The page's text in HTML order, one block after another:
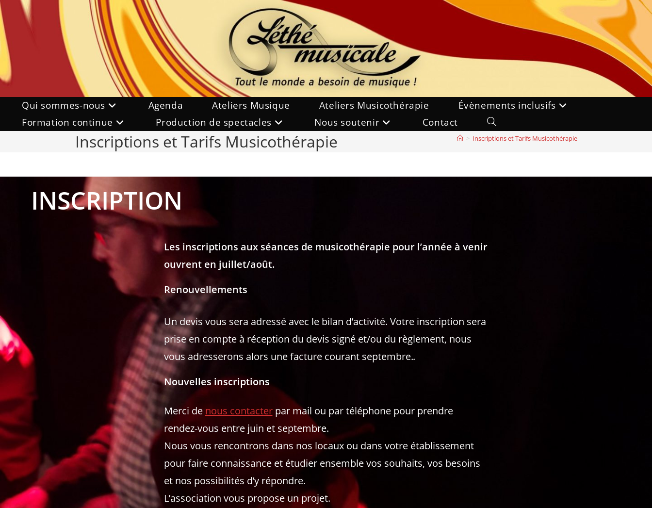
Skip
to
content
Qui sommes-nous Agenda Ateliers Musique Ateliers Musicothérapie
Évènements inclusifs
Formation continue
Production de spectacles Nous soutenir Contact
Toggle
website
Inscriptions et Tarifs Musicothérapie > Inscriptions et Tarifs Musicothérapie
INSCRIPTION
Les inscriptions aux séances de musicothérapie pour l’année à venir
ouvrent en juillet/août.
Renouvellements
Un devis vous sera adressé avec le bilan d’activité. Votre inscription sera
prise en compte à réception du devis signé et/ou du règlement, nous
vous adresserons alors une facture courant septembre..
Nouvelles inscriptions
Merci de nous contacterpar mail ou par téléphone pour prendre
rendez-vous entre juin et septembre.
Nous vous rencontrons dans nos locaux ou dans votre établissement
pour faire connaissance et étudier ensemble vos souhaits, vos besoins
et nos possibilités d’y répondre.
L’association vous propose un projet.